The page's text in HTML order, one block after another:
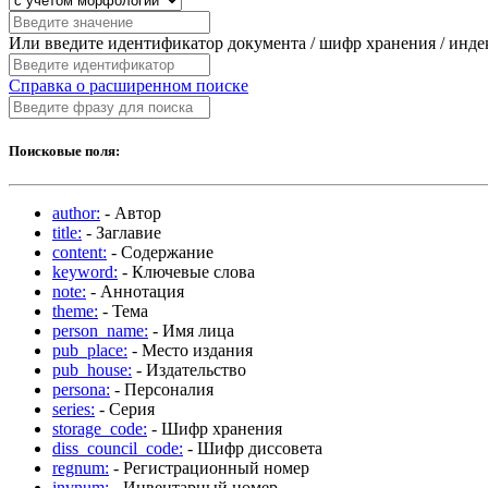
Или введите идентификатор документа / шифр хранения /
Справка о расширенном поиске
Поисковые поля:
author: - Автор
title: - Заглавие
content: - Содержание
keyword: - Ключевые слова
note: - Аннотация
theme: - Тема
person_name: - Имя лица
pub_place: - Место издания
pub_house: - Издательство
persona: - Персоналия
series: - Серия
storage_code: - Шифр хранения
diss_council_code: - Шифр диссовета
regnum: - Регистрационный номер